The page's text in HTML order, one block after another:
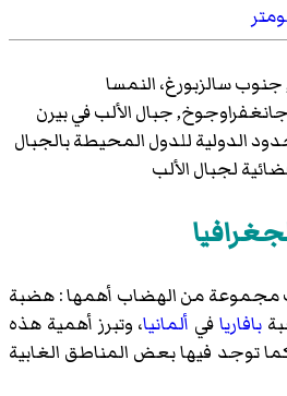
جنوب سالزبورغ، النمسا
جانغفراوجوخ, جبال الألب في بيرن
الدولية للدول المحيطة بالجبال
لجبال الألب
مجموعة من الهضاب أهمها : هضبة
بافاريافي ألمانيا، وتبرز أهمية هذه
توجد فيها بعض المناطق الغابية